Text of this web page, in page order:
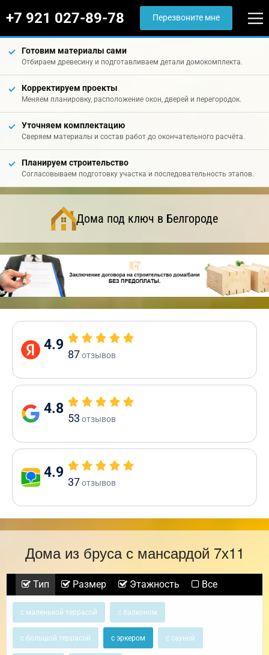
+7 921 027-89-78 Перезвоните мне
Готовим материалы сами
Отбираем древесину и подготавливаем детали домокомплекта.
Корректируем проекты
Меняем планировку, расположение окон, дверей и перегородок.
Уточняем комплектацию
Сверяем материалы и состав работ до окончательного расчёта.
Планируем строительство
Согласовываем подготовку участка и последовательность этапов.
Дома под ключ в Белгороде
4.9
87отзывов
4.8
53 отзывов
4.9
37отзывов
Дома из бруса с мансардой 7х11
Тип Размер Этажность Все
с маленькой террасой с балконом
с большой террасой с эркером с сауной